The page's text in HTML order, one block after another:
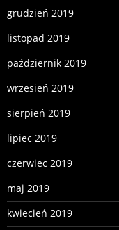
grudzień 2019
listopad 2019
październik 2019
wrzesień 2019
sierpień 2019
lipiec 2019
czerwiec 2019
maj 2019
kwiecień 2019